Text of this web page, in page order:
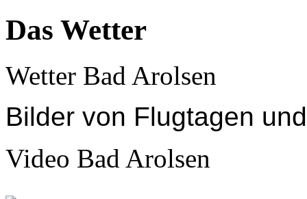
Das Wetter
Wetter Bad Arolsen
Bilder von Flugtagen
Video Bad Arolsen